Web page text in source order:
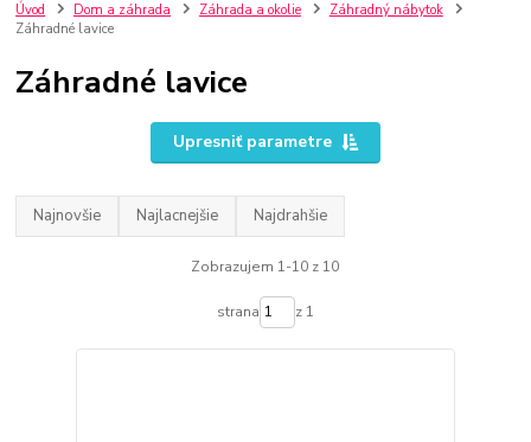
Úvod Dom a záhrada Záhrada a okolie
Záhradný nábytok
Záhradné lavice
Záhradné lavice
Upresniť parametre
Najnovšie Najlacnejšie Najdrahšie
Zobrazujem 1-10 z 10
strana z 1